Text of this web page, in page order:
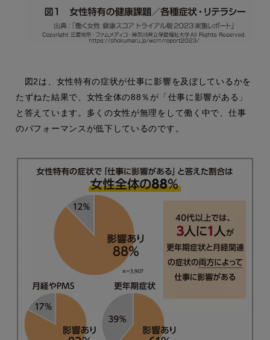
図2は、女性特有の症状が仕事に影響を及ぼしているかを
たずねた結果で、女性全体の88％が「仕事に影響がある」
と答えています。多くの女性が無理をして働く中で、仕事
のパフォーマンスが低下しているのです。